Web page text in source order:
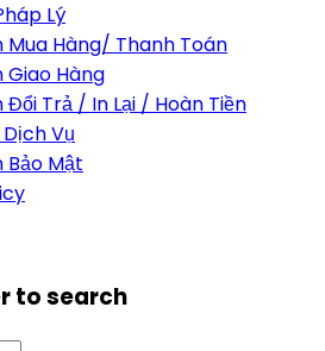
Lý
Mua Hàng/ Thanh Toán
Giao Hàng
Trả / In Lại / Hoàn Tiền
Vụ
Bảo Mật
to search